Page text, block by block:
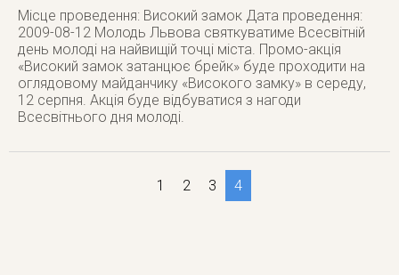
Місце проведення: Високий замок Дата проведення:
2009-08-12 Молодь Львова святкуватиме Всесвітній
день молоді на найвищій точці міста. Промо-акція
«Високий замок затанцює брейк» буде проходити на
оглядовому майданчику «Високого замку» в середу,
12 серпня. Акція буде відбуватися з нагоди
Всесвітнього дня молоді.
1 2 3 4